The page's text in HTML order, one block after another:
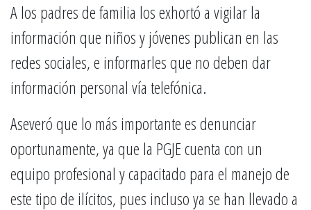
A los padres de familia los exhortó a vigilar la
información que niños y jóvenes publican en las
redes sociales, e informarles que no deben dar
información personal vía telefónica.
Aseveró que lo más importante es denunciar
oportunamente, ya que la PGJE cuenta con un
equipo profesional y capacitado para el manejo de
este tipo de ilícitos, pues incluso ya se han llevado a